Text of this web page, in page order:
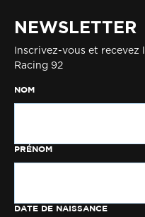
NEWSLETTER
Inscrivez-vous et
Racing 92
NOM
PRÉNOM
DATE DE NAISSANCE